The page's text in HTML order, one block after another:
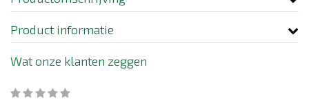
Product informatie
Wat onze klanten zeggen